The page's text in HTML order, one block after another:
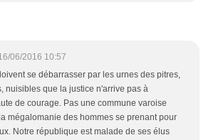
06/2016 10:57
se débarrasser par les urnes des pitres,
nuisibles que la justice n'arrive pas à
de courage. Pas une commune varoise
mégalomanie des hommes se prenant pour
Notre république est malade de ses élus